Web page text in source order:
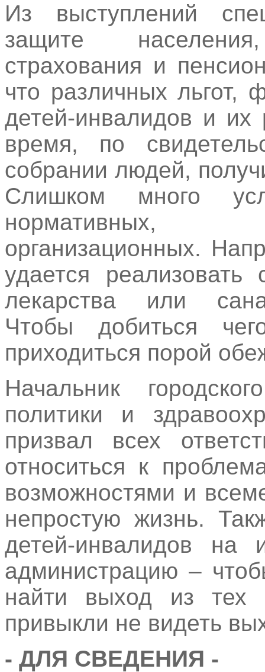
Из выступлений
защите
страхования и
что различных льгот,
детей-инвалидов и
время, по
собрании людей,
Слишком много
нормативных,
организационных.
удается
лекарства или
Чтобы добиться
приходиться порой
Начальник
политики и
призвал всех
относиться к
возможностями и
непростую жизнь.
детей-инвалидов на
администрацию –
найти выход из тех
привыкли не видеть
- ДЛЯ СВЕДЕНИЯ -